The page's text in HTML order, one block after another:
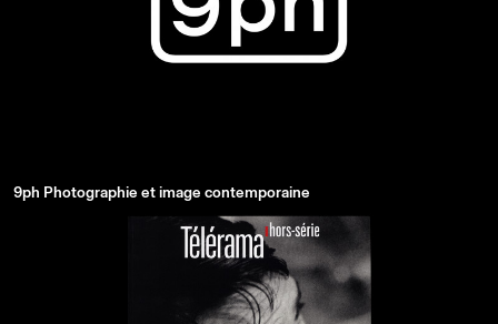
9ph Photographie et image contemporaine